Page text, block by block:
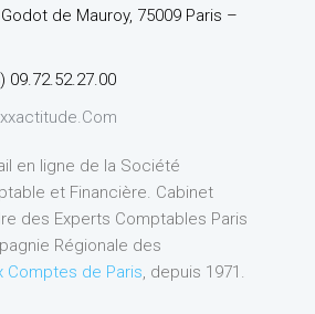
de Mauroy, 75009 Paris –
09.72.52.27.00
en ligne de la Société
et Financière. Cabinet
des Experts Comptables Paris
Régionale des
Comptes de Paris, depuis 1971.